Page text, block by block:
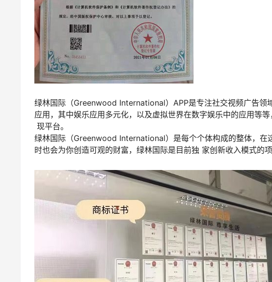
绿林国际（Greenwood International）APP是专注社交视频广告领
应用，其中娱乐应用多元化，以及虚拟世界在数字娱乐中的应用等
现平台。
绿林国际（Greenwood International）是每个个体构成的整体，在
时也会为你创造可观的财富，绿林国际是目前独 家创新收入模式的